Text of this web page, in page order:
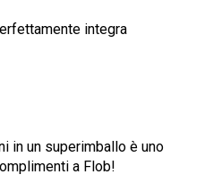
integra
in un superimballo è uno
a Flob!